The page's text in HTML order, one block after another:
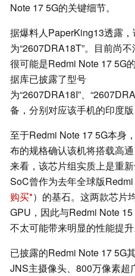
Note 17 5G的关键细节。
据爆料人PaperKing13透露
为“2607DRA18T”。目前尚
很可能是Redmi Note 17 5G
据库已披露了型号
为“2607DRA18I”、
备，分别对应该手机的印度版
至于Redmi Note 17 5G本身
布的规格确认该机将搭载高通
来看，该芯片组实质上是重
SoC曾作为去年全球版
购买 ）的基石。这两款芯片
GPU，因此与Redmi Note
不太可能带来明显的性能提升
已披露的Redmi Note 17 5G
JNS主摄像头、800万像素